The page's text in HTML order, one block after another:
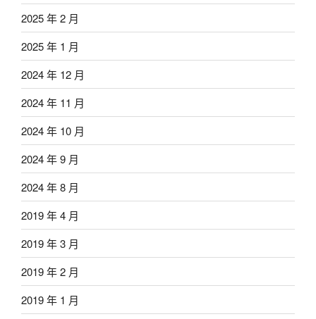
2025 年 2 月
2025 年 1 月
2024 年 12 月
2024 年 11 月
2024 年 10 月
2024 年 9 月
2024 年 8 月
2019 年 4 月
2019 年 3 月
2019 年 2 月
2019 年 1 月